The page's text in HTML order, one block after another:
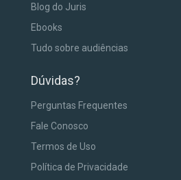
Blog do Juris
Ebooks
Tudo sobre audiências
Dúvidas?
Perguntas Frequentes
Fale Conosco
Termos de Uso
Política de Privacidade